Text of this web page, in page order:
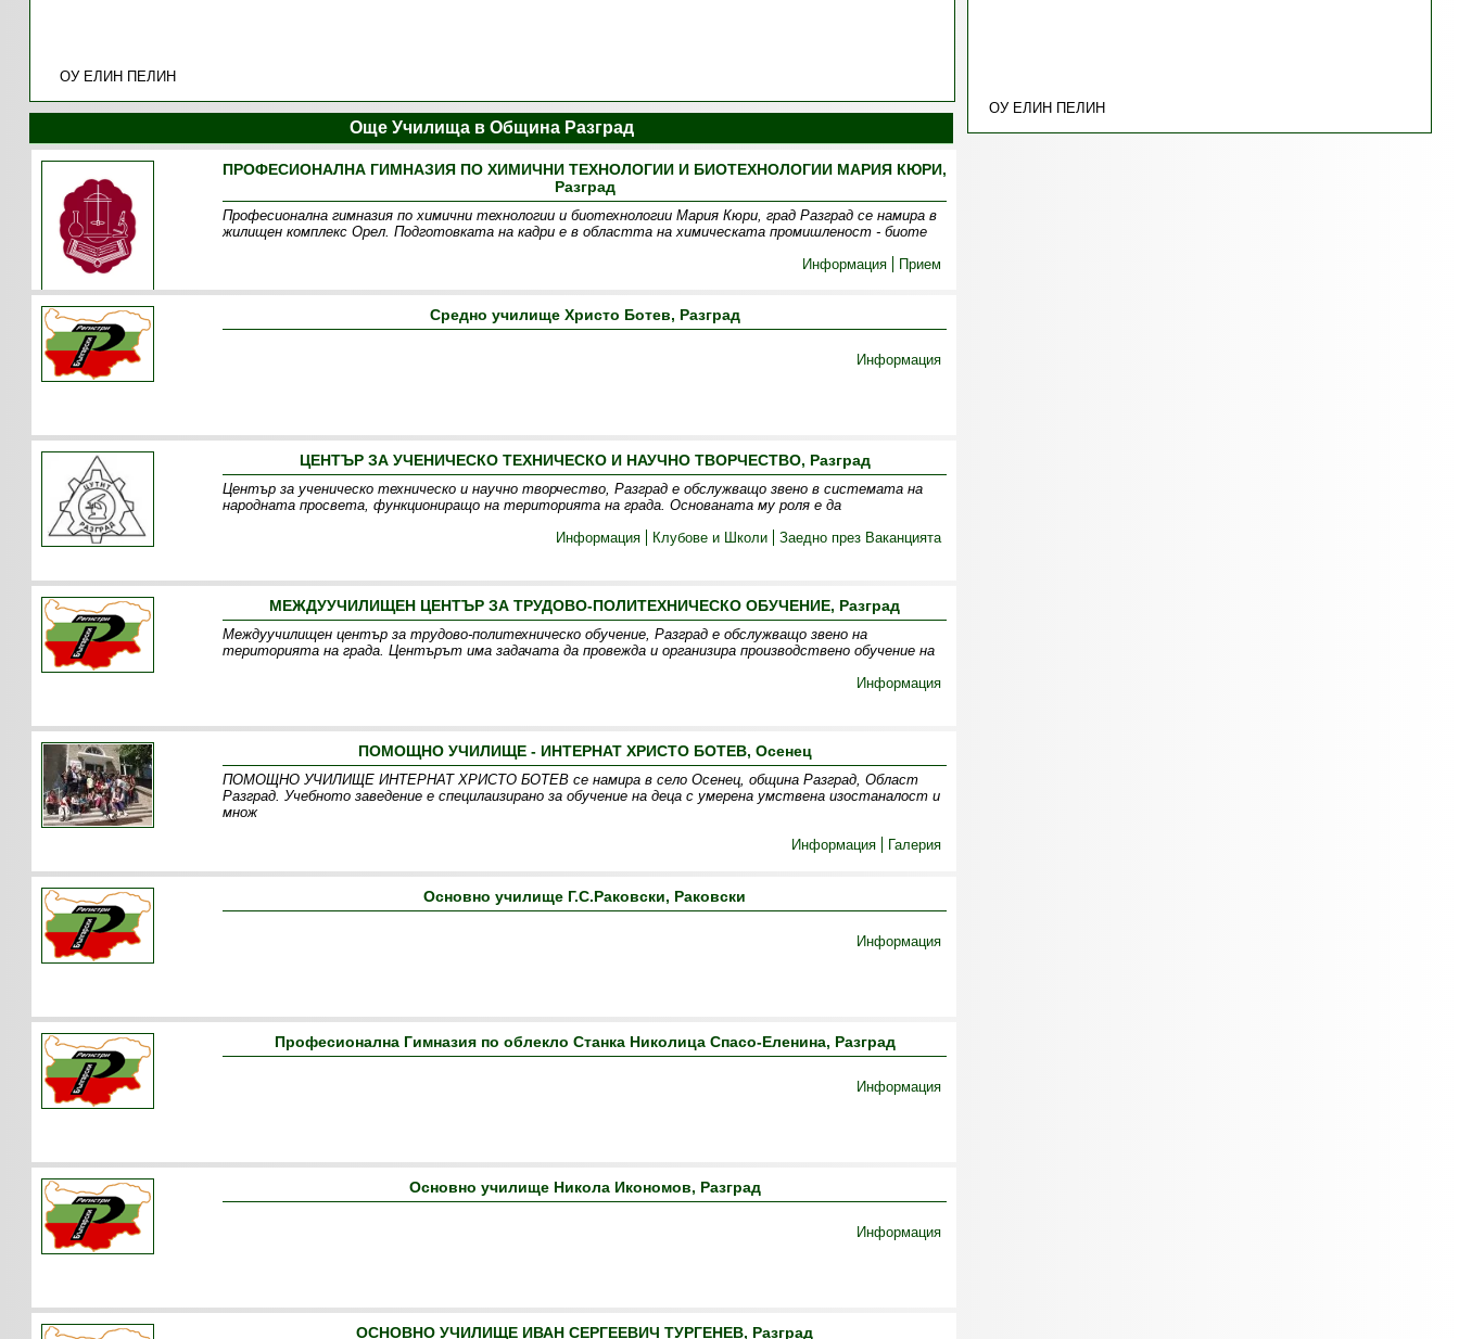
ОУ ЕЛИН ПЕЛИН
ОУ ЕЛИН ПЕЛИН
Още Училища в Община Разград
ПРОФЕСИОНАЛНА ГИМНАЗИЯ ПО ХИМИЧНИ ТЕХНОЛОГИИ И БИОТЕХНОЛОГИИ МАРИЯ КЮРИ,
Разград
Професионална гимназия по химични технологии и биотехнологии Мария Кюри, град Разград се намира в
жилищен комплекс Орел. Подготовката на кадри е в областта на химическата промишленост - биоте
Информация
Прием
Средно училище Христо Ботев, Разград
Информация
ЦЕНТЪР ЗА УЧЕНИЧЕСКО ТЕХНИЧЕСКО И НАУЧНО ТВОРЧЕСТВО, Разград
Център за ученическо техническо и научно творчество, Разград е обслужващо звено в системата на
народната просвета, функциониращо на територията на града. Основаната му роля е да
Информация
Клубове и Школи Заедно през Ваканцията
МЕЖДУУЧИЛИЩЕН ЦЕНТЪР ЗА ТРУДОВО-ПОЛИТЕХНИЧЕСКО ОБУЧЕНИЕ, Разград
Междуучилищен център за трудово-политехническо обучение, Разград е обслужващо звено на
територията на града. Центърът има задачата да провежда и организира производствено обучение на
Информация
ПОМОЩНО УЧИЛИЩЕ - ИНТЕРНАТ ХРИСТО БОТЕВ, Осенец
ПОМОЩНО УЧИЛИЩЕ ИНТЕРНАТ ХРИСТО БОТЕВ се намира в село Осенец, община Разград, Област
Разград. Учебното заведение е специлаизирано за обучение на деца с умерена умствена изостаналост и
множ
Информация
Галерия
Основно училище Г.С.Раковски, Раковски
Информация
Професионална Гимназия по облекло Станка Николица Спасо-Еленина, Разград
Информация
Основно училище Никола Икономов, Разград
Информация
ОСНОВНО УЧИЛИЩЕ ИВАН СЕРГЕЕВИЧ ТУРГЕНЕВ, Разград